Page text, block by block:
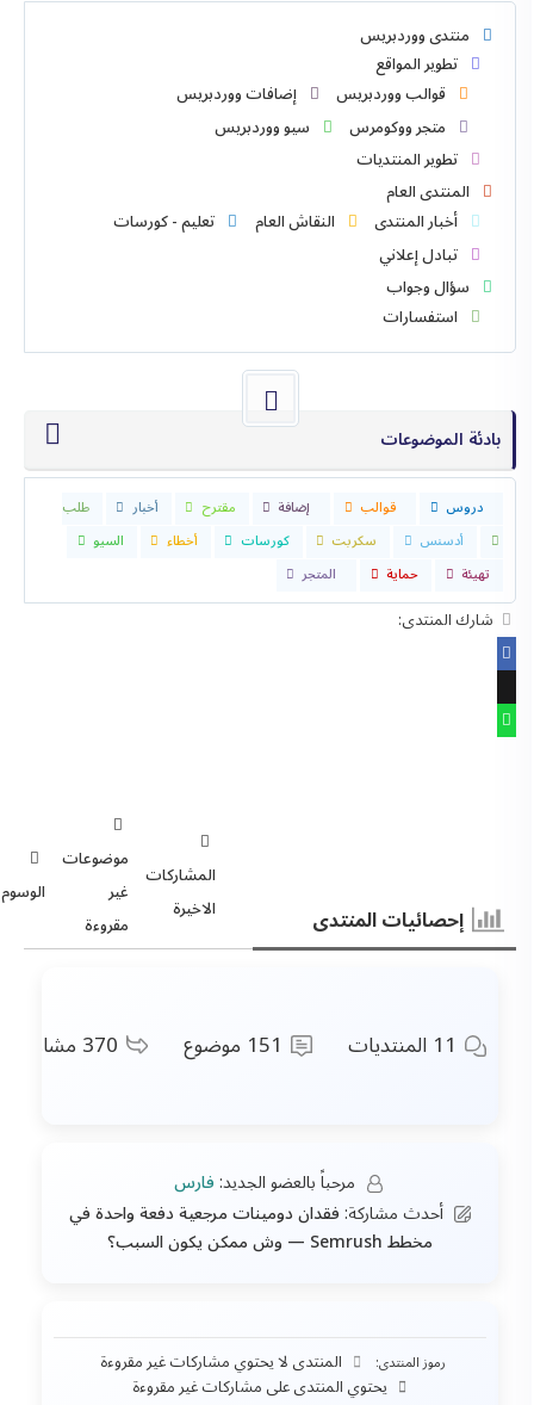
منتدى ووردبريس
تطوير المواقع
قوالب ووردبريس
إضافات ووردبريس
متجر ووكومرس
سيو ووردبريس
تطوير المنتديات
المنتدى العام
أخبار المنتدى
النقاش العام
تعليم - كورسات
تبادل إعلاني
سؤال وجواب
استفسارات
بادئة الموضوعات
دروس قوالب إضافة مقترح أخبار
طلب
أدسنس سكربت كورسات أخطاء
السيو
تهيئة حماية المتجر
شارك المنتدى:
إحصائيات المنتدى
المشاركات
الاخيرة
موضوعات
غير
مقروءة
الوسوم
11 المنتديات 151 موضوع 370 مشاركات
مرحباً بالعضو الجديد:فارس
أحدث مشاركة:فقدان دومينات مرجعية دفعة واحدة في
مخطط Semrush — وش ممكن يكون السبب؟
رموز المنتدى: المنتدى لا يحتوي مشاركات غير مقروءة
يحتوي المنتدى على مشاركات غير مقروءة